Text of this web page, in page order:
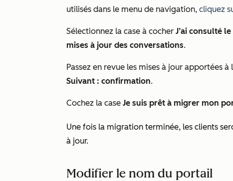
utilisés dans le menu de navigation, cliquez
Sélectionnez la case à cocher J’ai consulté
mises à jour des conversations.
Passez en revue les mises à jour apportées
Suivant : confirmation.
Cochez la case Je suis prêt à migrer mon
Une fois la migration terminée, les clients
à jour.
Modifier le nom du portail